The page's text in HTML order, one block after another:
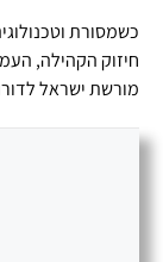
כשמסורת
חיזוק הקהילה,
מורשת ישראל